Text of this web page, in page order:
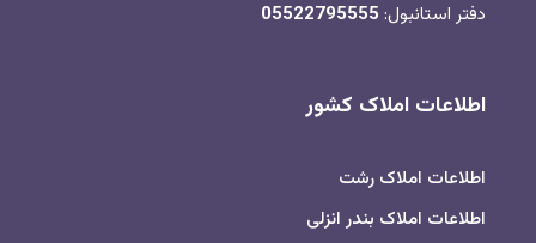
دفتر استانبول: 05522795555
اطلاعات املاک کشور
اطلاعات املاک رشت
اطلاعات املاک بندر انزلی